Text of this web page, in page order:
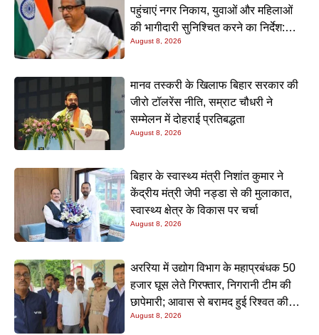
पहुंचाएं नगर निकाय, युवाओं और महिलाओं
की भागीदारी सुनिश्चित करने का निर्देश:
नीतीश मिश्रा
August 8, 2026
मानव तस्करी के खिलाफ बिहार सरकार की
जीरो टॉलरेंस नीति, सम्राट चौधरी ने
सम्मेलन में दोहराई प्रतिबद्धता
August 8, 2026
बिहार के स्वास्थ्य मंत्री निशांत कुमार ने
केंद्रीय मंत्री जेपी नड्डा से की मुलाकात,
स्वास्थ्य क्षेत्र के विकास पर चर्चा
August 8, 2026
अररिया में उद्योग विभाग के महाप्रबंधक 50
हजार घूस लेते गिरफ्तार, निगरानी टीम की
छापेमारी; आवास से बरामद हुई रिश्वत की
रकम
August 8, 2026